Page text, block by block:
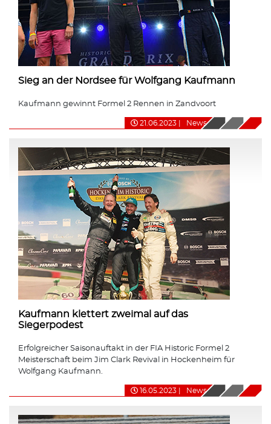
Sieg an der Nordsee für Wolfgang Kaufmann
Kaufmann gewinnt Formel 2 Rennen in Zandvoort
21.06.2023 News
Kaufmann klettert zweimal auf das
Siegerpodest
Erfolgreicher Saisonauftakt in der FIA Historic Formel 2
Meisterschaft beim Jim Clark Revival in Hockenheim für
Wolfgang Kaufmann.
16.05.2023 News